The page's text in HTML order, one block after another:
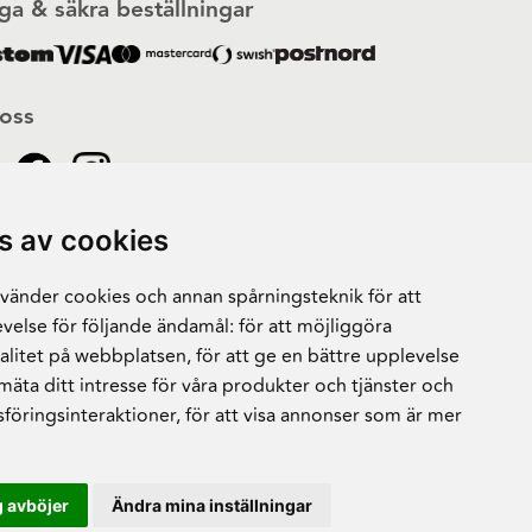
av cookies
cookies och annan spårningsteknik för att
för följande ändamål: för att möjliggöra
på webbplatsen,för att ge en bättre upplevelse
ditt intresse för våra produkter och tjänster och
,för att visa annonser som är mer
avböjer Ändra mina inställningar
& säkra beställningar